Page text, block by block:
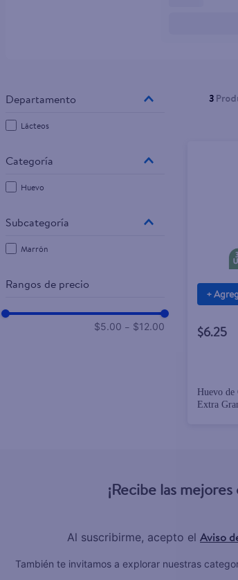
Lácteos
Huevo
Marrón
Rangos de precio
$5.00 – $12.00
3
+
$6.25
Huevo
¡Recibe las
Al suscribirme, acepto el Aviso
También te invitamos a explorar nuestras